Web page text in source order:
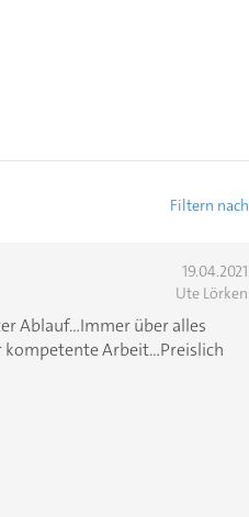
Filtern nach
19.04.2021
Ute Lörken
Ablauf...Immer über alles
Arbeit...Preislich